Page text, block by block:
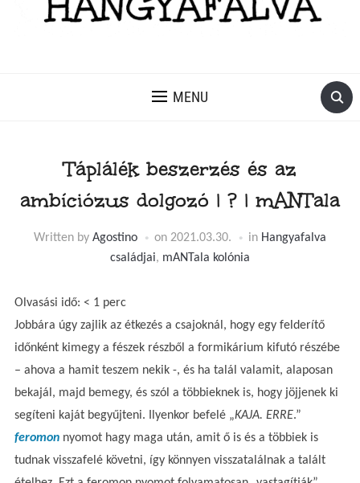
MENU
Táplálék beszerzés és az
ambíciózus dolgozó | ? | mANTala
Written by Agostino on 2021.03.30. in Hangyafalva
családjai, mANTala kolónia
Olvasási idő: < 1 perc
Jobbára úgy zajlik az étkezés a csajoknál, hogy egy felderítő
időnként kimegy a fészek részből a formikárium kifutó részébe
– ahova a hamit teszem nekik -, és ha talál valamit, alaposan
bekajál, majd bemegy, és szól a többieknek is, hogy jöjjenek ki
segíteni kaját begyűjteni. Ilyenkor befelé „KAJA. ERRE.”
feromonnyomot hagy maga után, amit ő is és a többiek is
tudnak visszafelé követni, így könnyen visszatalálnak a talált